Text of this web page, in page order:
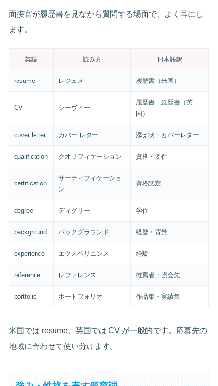
面接官が履歴書を見ながら質問する場面で、よく耳にし
ます。
英語 読み方 日本語訳
resume レジュメ 履歴書（米国）
CV シーヴィー
履歴書・経歴書（英
国）
cover letter カバー レター 添え状・カバーレター
qualification クオリフィケーション 資格・要件
certification
サーティフィケーショ
ン
資格認定
degree ディグリー 学位
background バックグラウンド 経歴・背景
experience エクスペリエンス 経験
reference レファレンス 推薦者・照会先
portfolio ポートフォリオ 作品集・実績集
米国では resume、英国では CV が一般的です。応募先の
地域に合わせて使い分けます。